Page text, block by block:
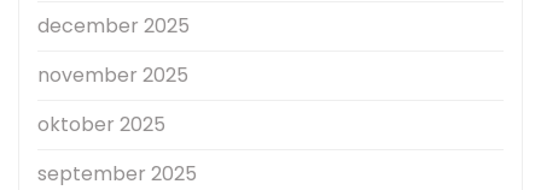
december 2025
november 2025
oktober 2025
september 2025